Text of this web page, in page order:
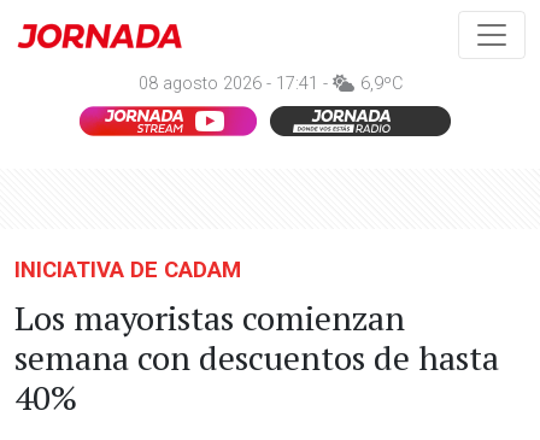
08 agosto 2026 - 17:41 - 6,9ºC
INICIATIVA DE CADAM
Los mayoristas comienzan
semana con descuentos de hasta
40%